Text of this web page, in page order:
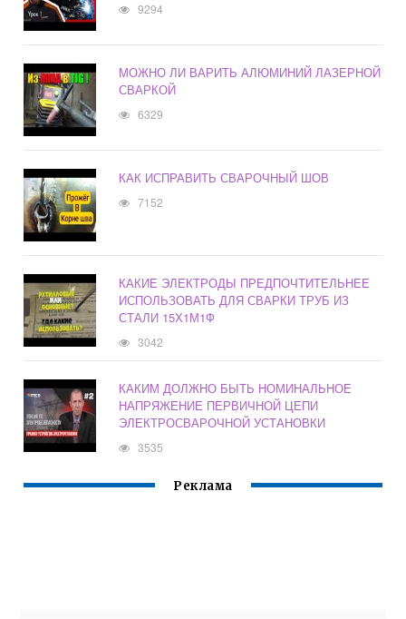
9294
МОЖНО ЛИ ВАРИТЬ АЛЮМИНИЙ ЛАЗЕРНОЙ
СВАРКОЙ
6329
КАК ИСПРАВИТЬ СВАРОЧНЫЙ ШОВ
7152
КАКИЕ ЭЛЕКТРОДЫ ПРЕДПОЧТИТЕЛЬНЕЕ
ИСПОЛЬЗОВАТЬ ДЛЯ СВАРКИ ТРУБ ИЗ
СТАЛИ 15Х1М1Ф
3042
КАКИМ ДОЛЖНО БЫТЬ НОМИНАЛЬНОЕ
НАПРЯЖЕНИЕ ПЕРВИЧНОЙ ЦЕПИ
ЭЛЕКТРОСВАРОЧНОЙ УСТАНОВКИ
3535
Реклама